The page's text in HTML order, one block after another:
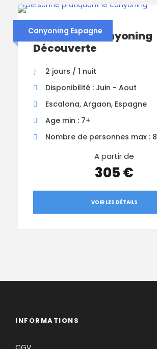
Canyoning Espagne
Week-End Canyoning
Découverte
2 jours / 1 nuit
Disponibilité : Juin - Aout
Escalona, Argaon, Espagne
Age min : 7+
Nombre de personnes max : 8
A partir de
305 €
VOIR LES DÉTAILS
INFORMATIONS